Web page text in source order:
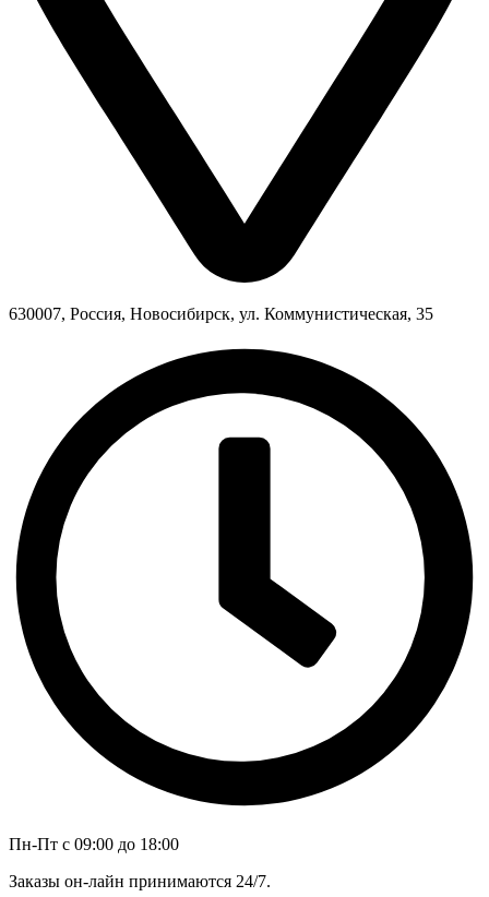
630007, Россия, Новосибирск, ул. Коммунистическая, 35
Пн-Пт с 09:00 до 18:00
Заказы он-лайн принимаются 24/7.